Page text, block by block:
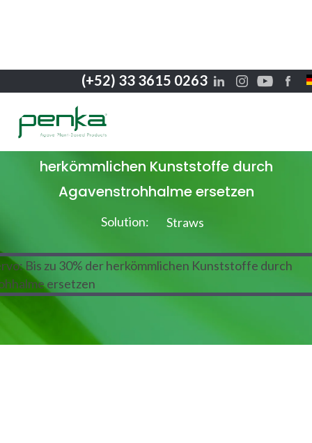
(+52) 33 3615 0263
Jose Cuervo: Bis zu 30% der
herkömmlichen Kunststoffe durch
Agavenstrohhalme ersetzen
Solution: Straws